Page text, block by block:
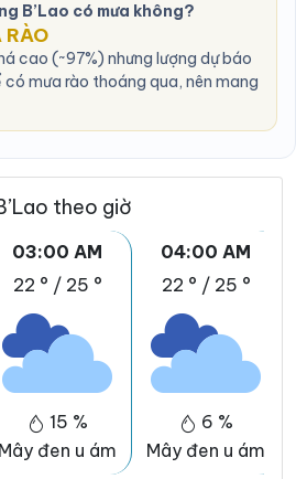
B’Lao có mưa không?
RÀO
cao (~97%) nhưng lượng dự báo
mưa rào thoáng qua, nên mang
theo giờ
03:00 AM
22 ° / 25 °
15 %
Mây đen u ám
04:00 AM
22 ° / 25 °
6 %
Mây đen u ám